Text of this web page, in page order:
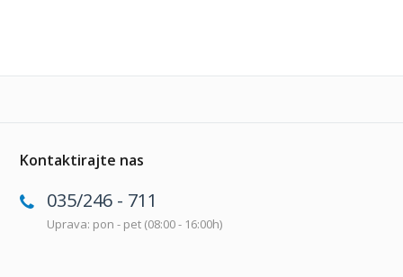
Kontaktirajte nas
035/246 - 711
Uprava: pon - pet (08:00 - 16:00h)